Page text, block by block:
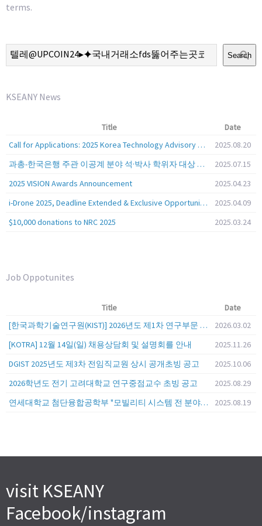
terms.
Search
KSEANY News
Title
Date
Call for Applications: 2025 Korea Technology Advisory Group (K-TAG)
2025.08.20
과총-한국은행 주관 이공계 분야 석·박사 학위자 대상 서베이
2025.07.15
2025 VISION Awards Announcement
2025.04.23
i-Drone 2025, Deadline Extended & Exclusive Opportunity to Travel to Korea!
2025.04.09
$10,000 donations to NRC 2025
2025.03.24
Job Oppotunites
Title
Date
[한국과학기술연구원(KIST)] 2026년도 제1차 연구부문 공개채용 안내
2026.03.02
[KOTRA] 12월 14일(일) 채용상담회 및 설명회를 안내
2025.11.26
DGIST 2025년도 제3차 전임직교원 상시 공개초빙 공고
2025.10.06
2026학년도 전기 고려대학교 연구중점교수 초빙 공고
2025.08.29
연세대학교 첨단융합공학부 "모빌리티 시스템 전 분야" 전임교원 특별채용 (2026년 9월 1일자 임용 예정)
2025.08.19
visit KSEANY
Facebook/instagram